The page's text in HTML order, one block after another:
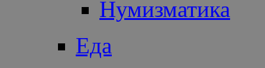
Нумизматика
Еда